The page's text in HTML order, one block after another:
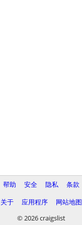
帮助 安全 隐私
条款
关于
应用程序
网站地图
© 2026 craigslist